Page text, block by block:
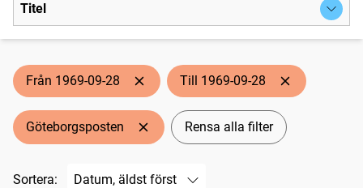
Titel
Från 1969-09-28 Till 1969-09-28
Göteborgsposten Rensa alla filter
Sortera: